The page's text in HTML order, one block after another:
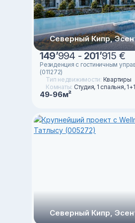
Северный Кипр,
149’994 - 201’915 €
Резиденция с гостиничным
(011272)
Тип недвижимости: Квартиры
Комнаты: Студия, 1 спальня,
49-96м²
Северный Кипр,